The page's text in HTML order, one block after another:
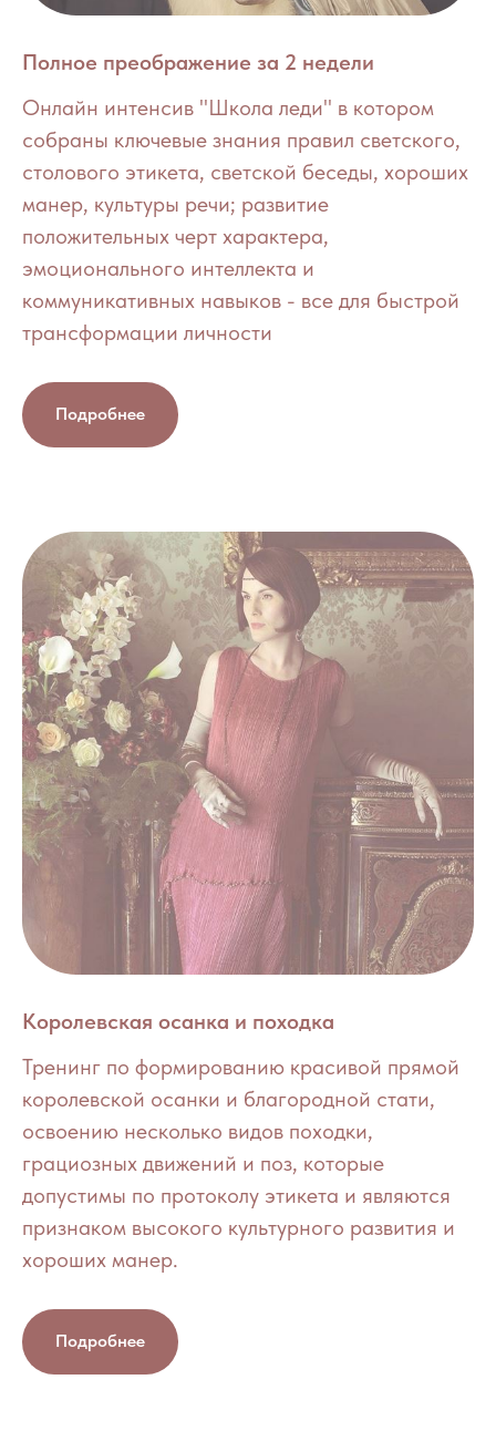
Полное преображение за 2 недели
Онлайн интенсив "Школа леди" в котором
собраны ключевые знания правил светского,
столового этикета, светской беседы, хороших
манер, культуры речи; развитие
положительных черт характера,
эмоционального интеллекта и
коммуникативных навыков - все для быстрой
трансформации личности
Подробнее
Королевская осанка и походка
Тренинг по формированию красивой прямой
королевской осанки и благородной стати,
освоению несколько видов походки,
грациозных движений и поз, которые
допустимы по протоколу этикета и являются
признаком высокого культурного развития и
хороших манер.
Подробнее